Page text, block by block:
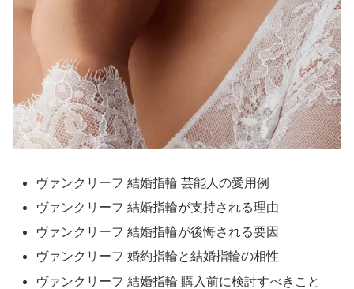
ヴァンクリーフ 結婚指輪 芸能人の愛用例
ヴァンクリーフ 結婚指輪が支持される理由
ヴァンクリーフ 結婚指輪が後悔される要因
ヴァンクリーフ 婚約指輪と結婚指輪の相性
ヴァンクリーフ 結婚指輪 購入前に検討すべきこと